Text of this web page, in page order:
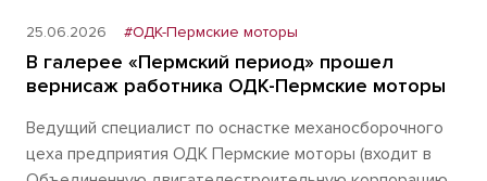
25.06.2026 #ОДК-Пермские моторы
В галерее «Пермский период» прошел
вернисаж работника ОДК-Пермские моторы
Ведущий специалист по оснастке механосборочного
цеха предприятия ОДК Пермские моторы (входит в